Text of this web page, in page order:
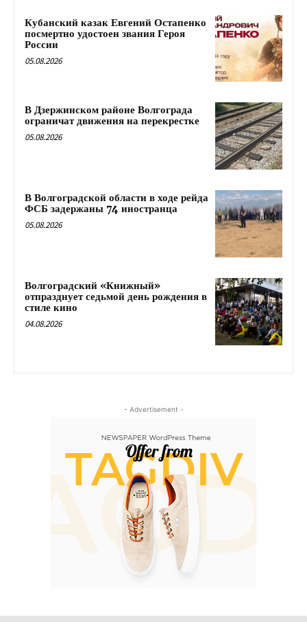
Кубанский казак Евгений Остапенко
посмертно удостоен звания Героя
России
05.08.2026
В Дзержинском районе Волгограда
ограничат движения на перекрестке
05.08.2026
В Волгоградской области в ходе рейда
ФСБ задержаны 74 иностранца
05.08.2026
Волгоградский «Книжный»
отпразднует седьмой день рождения в
стиле кино
04.08.2026
- Advertisement -